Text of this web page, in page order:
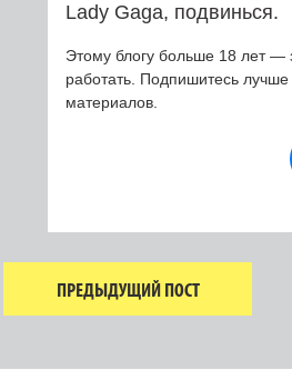
Lady Gaga, подвинься.
Этому блогу больше 18 лет —
работать. Подпишитесь
материалов.
ПРЕДЫДУЩИЙ ПОСТ